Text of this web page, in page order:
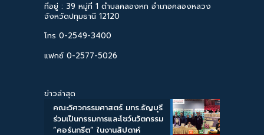
ที่อยู่ : 39 หมู่ที่ 1 ตำบลคลองหก อำเภอคลองหลวง
จังหวัดปทุมธานี 12120
โทร 0-2549-3400
แฟกซ์ 0-2577-5026
ข่าวล่าสุด
คณะวิศวกรรมศาสตร์ มทร.ธัญบุรี
ร่วมเป็นกรรมการและโชว์นวัตกรรม
“คอร์นกรีต” ในงานสัปดาห์